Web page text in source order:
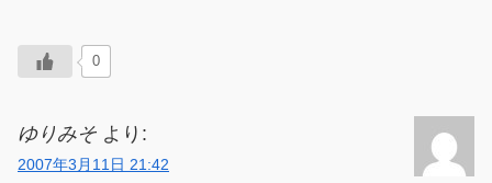
0
ゆりみそ より:
2007年3月11日 21:42